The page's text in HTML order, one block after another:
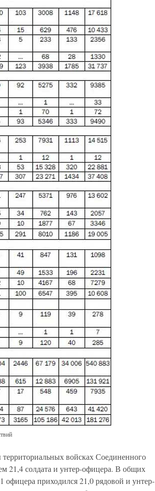
войсках Соединенного
21,4 солдата и унтер-офицера. В общих
приходился 21,0 рядовой и унтер-